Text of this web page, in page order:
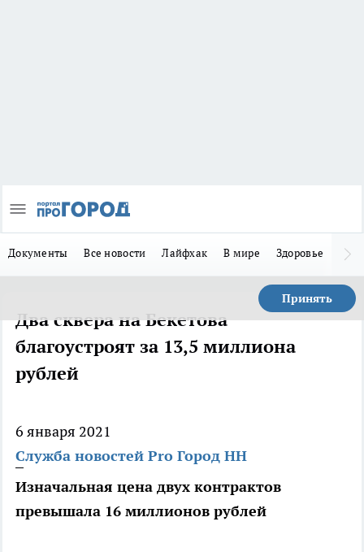
Документы Все новости Лайфхак В мире Здоровье
Принять
Два сквера на Бекетова
благоустроят за 13,5 миллиона
рублей
6 января 2021
Служба новостей Pro Город НН
Изначальная цена двух контрактов
превышала 16 миллионов рублей